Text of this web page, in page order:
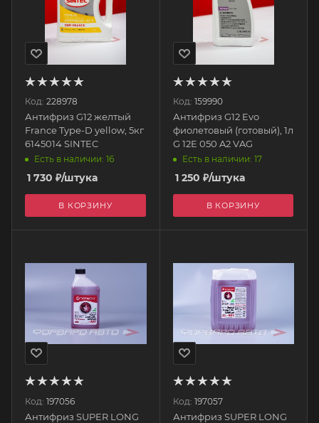
Код: 228978
Антифриз G12 желтый
France Type-D yellow, 5кг
6145014 SINTEC
Есть в наличии: 16
1 730 ₽/штука
В КОРЗИНУ
Код: 159990
Антифриз G12 Evo
фиолетовый (готовый), 1л
G 12E 050 A2 VAG
Есть в наличии: 17
1 250 ₽/штука
В КОРЗИНУ
Код: 197056
Антифриз SUPER LONG
Код: 197057
Антифриз SUPER LONG